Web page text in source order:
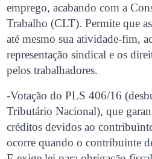
emprego, acabando com a
Trabalho (CLT). Permite que
até mesmo sua atividade-fim,
representação sindical e os
pelos trabalhadores.
-Votação do PLS 406/16
Tributário Nacional), que
créditos devidos ao
ocorre quando o contribuinte